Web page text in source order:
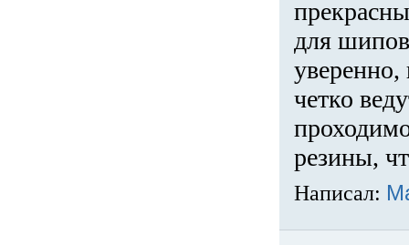
для
четко
резины,
Написал: